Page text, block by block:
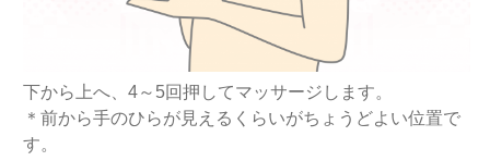
下から上へ、4～5回押してマッサージします。
＊前から手のひらが見えるくらいがちょうどよい位置で
す。